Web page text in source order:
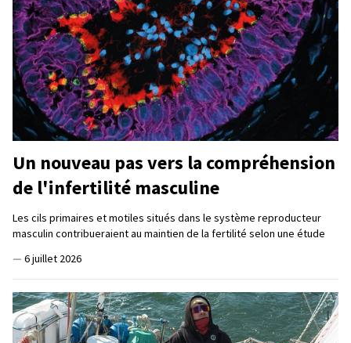
Un nouveau pas vers la compréhension
de l'infertilité masculine
Les cils primaires et motiles situés dans le système reproducteur
masculin contribueraient au maintien de la fertilité selon une étude
— 6 juillet 2026